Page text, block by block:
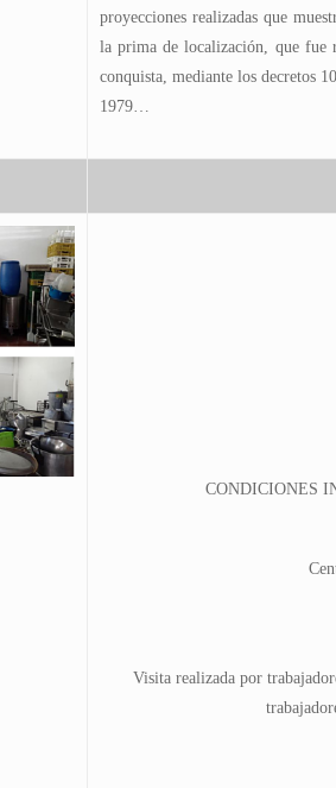
proyecciones realizadas que
la prima de localización, que fue
conquista, mediante los decretos
1979…
CONDICIONES
Visita realizada por